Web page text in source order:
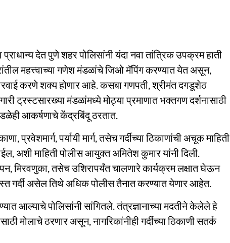
देत पुणे शहर पोलिसांनी यंदा नवा तांत्रिक उपक्रम हाती
महत्त्वाच्या गणेश मंडळांचे जिओ मॅपिंग करण्यात येत असून,
करणे शक्य होणार आहे. कसबा गणपती, श्रीमंत दगडूशेठ
ट्रस्टसारख्या मंडळांमध्ये मोठ्या प्रमाणात भक्तगण दर्शनासाठी
आकर्षणाचे केंद्रबिंदू ठरतात.
प्रवेशमार्ग, पर्यायी मार्ग, तसेच गर्दीच्या ठिकाणांची अचूक माहिती
अशी माहिती पोलीस आयुक्त अमितेश कुमार यांनी दिली.
मिरवणुका, तसेच उशिरापर्यंत चालणारे कार्यक्रम लक्षात घेऊन
गर्दी असेल तिथे अधिक पोलीस तैनात करण्यात येणार आहेत.
आल्याचे पोलिसांनी सांगितले. तंत्रज्ञानाच्या मदतीने केलेले हे
मोलाचे ठरणार असून, नागरिकांनीही गर्दीच्या ठिकाणी सतर्क